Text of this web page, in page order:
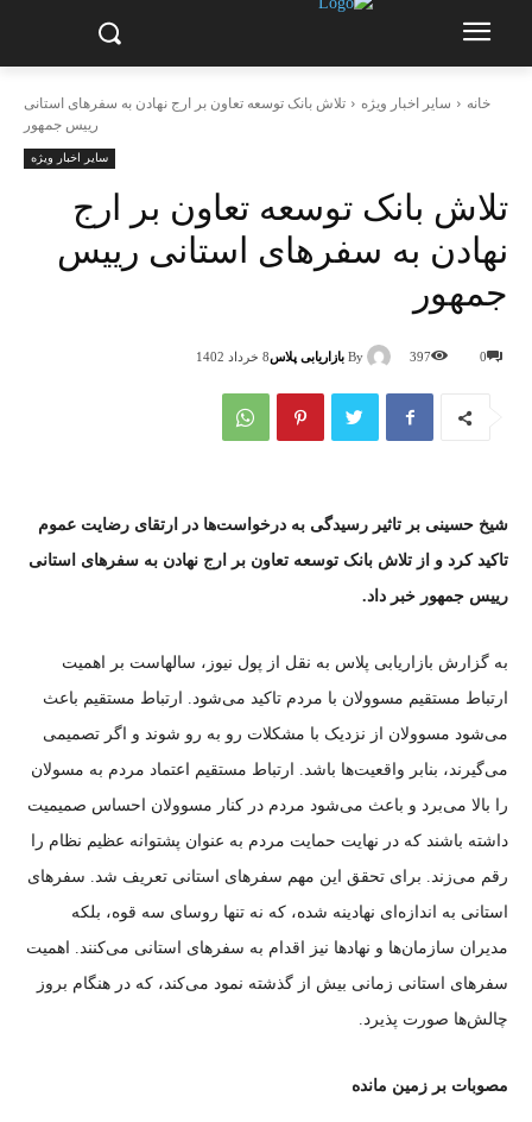
خانه سایر اخبار ویژه
تلاش بانک توسعه تعاون بر ارج نهادن به سفر‌های استانی
رییس جمهور
سایر اخبار ویژه
تلاش بانک توسعه تعاون بر ارج
نهادن به سفر‌های استانی رییس
جمهور
By بازاریابی پلاس8 خرداد 1402 0
397
شیخ حسینی بر تاثیر رسیدگی به درخواست‌ها در ارتقای رضایت عموم
تاکید کرد و از تلاش بانک توسعه تعاون بر ارج نهادن به سفر‌های استانی
رییس جمهور خبر داد.
به گزارش بازاریابی پلاس به نقل از پول نیوز، سالهاست بر اهمیت
ارتباط مستقیم مسوولان با مردم تاکید می‌شود. ارتباط مستقیم باعث
می‌شود مسوولان از نزدیک با مشکلات رو به رو شوند و اگر تصمیمی
می‌گیرند، بنابر واقعیت‌ها باشد. ارتباط مستقیم اعتماد مردم به مسولان
را بالا می‌برد و باعث می‌شود مردم در کنار مسوولان احساس صمیمیت
داشته باشند که در نهایت حمایت مردم به عنوان پشتوانه عظیم نظام را
رقم می‌زند. برای تحقق این مهم سفر‌های استانی تعریف شد. سفر‌های
استانی به اندازه‌ای نهادینه شده، که نه تنها روسای سه قوه، بلکه
مدیران سازمان‌ها و نهاد‌ها نیز اقدام به سفر‌های استانی می‌کنند. اهمیت
سفر‌های استانی زمانی بیش از گذشته نمود می‌کند، که در هنگام بروز
چالش‌ها صورت پذیرد.
مصوبات بر زمین مانده